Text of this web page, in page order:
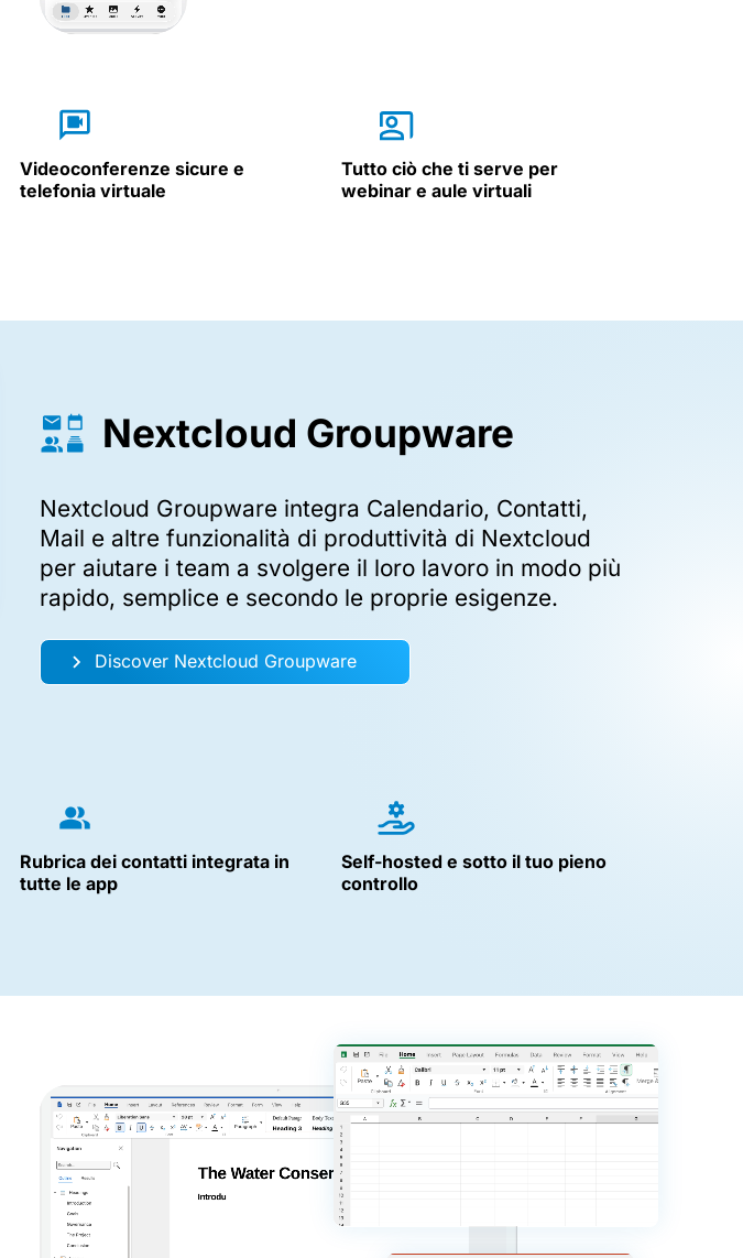
Videoconferenze sicure e
telefonia virtuale
Tutto ciò che ti serve per
webinar e aule virtuali
Nextcloud Groupware
Nextcloud Groupware integra Calendario, Contatti,
Mail e altre funzionalità di produttività di Nextcloud
per aiutare i team a svolgere il loro lavoro in modo più
rapido, semplice e secondo le proprie esigenze.
Discover Nextcloud Groupware
Rubrica dei contatti integrata in
tutte le app
Self-hosted e sotto il tuo pieno
controllo